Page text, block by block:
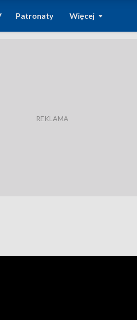
Patronaty Więcej